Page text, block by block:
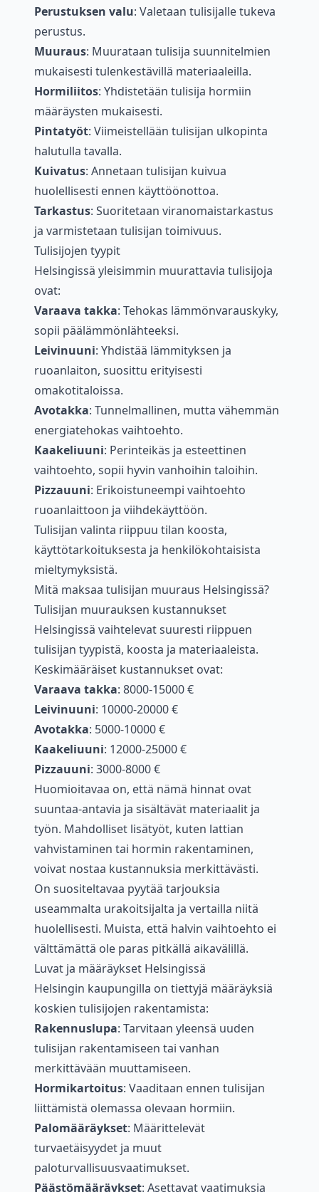
Perustuksen valu: Valetaan tulisijalle tukeva
perustus.
Muuraus: Muurataan tulisija suunnitelmien
mukaisesti tulenkestävillä materiaaleilla.
Hormiliitos: Yhdistetään tulisija hormiin
määräysten mukaisesti.
Pintatyöt: Viimeistellään tulisijan ulkopinta
halutulla tavalla.
Kuivatus: Annetaan tulisijan kuivua
huolellisesti ennen käyttöönottoa.
Tarkastus: Suoritetaan viranomaistarkastus
ja varmistetaan tulisijan toimivuus.
Tulisijojen tyypit
Helsingissä yleisimmin muurattavia tulisijoja
ovat:
Varaava takka: Tehokas lämmönvarauskyky,
sopii päälämmönlähteeksi.
Leivinuuni: Yhdistää lämmityksen ja
ruoanlaiton, suosittu erityisesti
omakotitaloissa.
Avotakka: Tunnelmallinen, mutta vähemmän
energiatehokas vaihtoehto.
Kaakeliuuni: Perinteikäs ja esteettinen
vaihtoehto, sopii hyvin vanhoihin taloihin.
Pizzauuni: Erikoistuneempi vaihtoehto
ruoanlaittoon ja viihdekäyttöön.
Tulisijan valinta riippuu tilan koosta,
käyttötarkoituksesta ja henkilökohtaisista
mieltymyksistä.
Mitä maksaa tulisijan muuraus Helsingissä?
Tulisijan muurauksen kustannukset
Helsingissä vaihtelevat suuresti riippuen
tulisijan tyypistä, koosta ja materiaaleista.
Keskimääräiset kustannukset ovat:
Varaava takka: 8000-15000 €
Leivinuuni: 10000-20000 €
Avotakka: 5000-10000 €
Kaakeliuuni: 12000-25000 €
Pizzauuni: 3000-8000 €
Huomioitavaa on, että nämä hinnat ovat
suuntaa-antavia ja sisältävät materiaalit ja
työn. Mahdolliset lisätyöt, kuten lattian
vahvistaminen tai hormin rakentaminen,
voivat nostaa kustannuksia merkittävästi.
On suositeltavaa pyytää tarjouksia
useammalta urakoitsijalta ja vertailla niitä
huolellisesti. Muista, että halvin vaihtoehto ei
välttämättä ole paras pitkällä aikavälillä.
Luvat ja määräykset Helsingissä
Helsingin kaupungilla on tiettyjä määräyksiä
koskien tulisijojen rakentamista:
Rakennuslupa: Tarvitaan yleensä uuden
tulisijan rakentamiseen tai vanhan
merkittävään muuttamiseen.
Hormikartoitus: Vaaditaan ennen tulisijan
liittämistä olemassa olevaan hormiin.
Palomääräykset: Määrittelevät
turvaetäisyydet ja muut
paloturvallisuusvaatimukset.
Päästömääräykset: Asettavat vaatimuksia